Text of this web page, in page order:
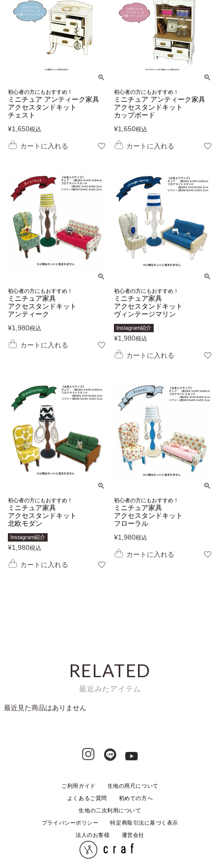
初心者の方にもおすすめ！
ミニチュア アンティーク家具
アクセスタンドキット
チェスト
¥1,650税込
カートに入れる
初心者の方にもおすすめ！
ミニチュア アンティーク家具
アクセスタンドキット
カップボード
¥1,650税込
カートに入れる
初心者の方にもおすすめ！
ミニチュア家具
アクセスタンドキット
アンティーク
¥1,980税込
カートに入れる
初心者の方にもおすすめ！
ミニチュア家具
アクセスタンドキット
ヴィンテージマリン
Instagram紹介
¥1,980税込
カートに入れる
初心者の方にもおすすめ！
ミニチュア家具
アクセスタンドキット
北欧モダン
Instagram紹介
¥1,980税込
カートに入れる
初心者の方にもおすすめ！
ミニチュア家具
アクセスタンドキット
フローラル
¥1,980税込
カートに入れる
RELATED
最近みたアイテム
最近見た商品はありません
ご利用ガイド 生地の用尺について
よくあるご質問 初めての方へ
生地の二次利用について
プライバシーポリシー 特定商取引法に基づく表示
法人のお客様 運営会社